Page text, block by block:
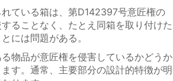
ている箱は、第D142397号意匠権の
ることなく、たとえ同箱を取り付けた
には問題がある。
物品が意匠権を侵害しているかどうか
す。通常、主要部分の設計的特徴が明